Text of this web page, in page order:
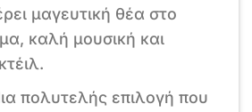
μαγευτική θέα στο
καλή μουσική και
πολυτελής επιλογή που